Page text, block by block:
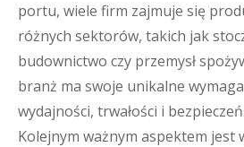
portu, wiele firm zajmuje się
różnych sektorów, takich jak
budownictwo czy przemysł
branż ma swoje unikalne
wydajności, trwałości i
Kolejnym ważnym aspektem jest